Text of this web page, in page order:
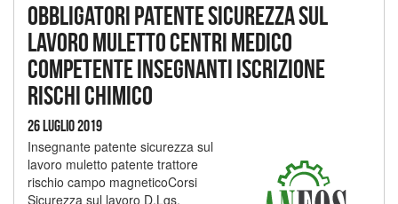
Obbligatori patente sicurezza sul
lavoro muletto centri medico
competente insegnanti iscrizione
rischi chimico
26 Luglio 2019
Insegnante patente sicurezza sul
lavoro muletto patente trattore
rischio campo magneticoCorsi
Sicurezza sul lavoro D.Lgs.